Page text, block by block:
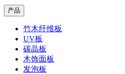
产品
竹木纤维板
UV板
碳晶板
木饰面板
发泡板